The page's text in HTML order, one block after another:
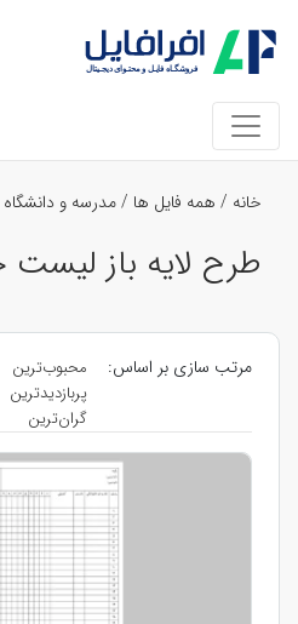
خانه / همه فایل ها /مدرسه و دانشگاه
طرح لایه باز
مرتب سازی بر اساس: محبوب‌ترین
پربازدیدترین
گران‌ترین